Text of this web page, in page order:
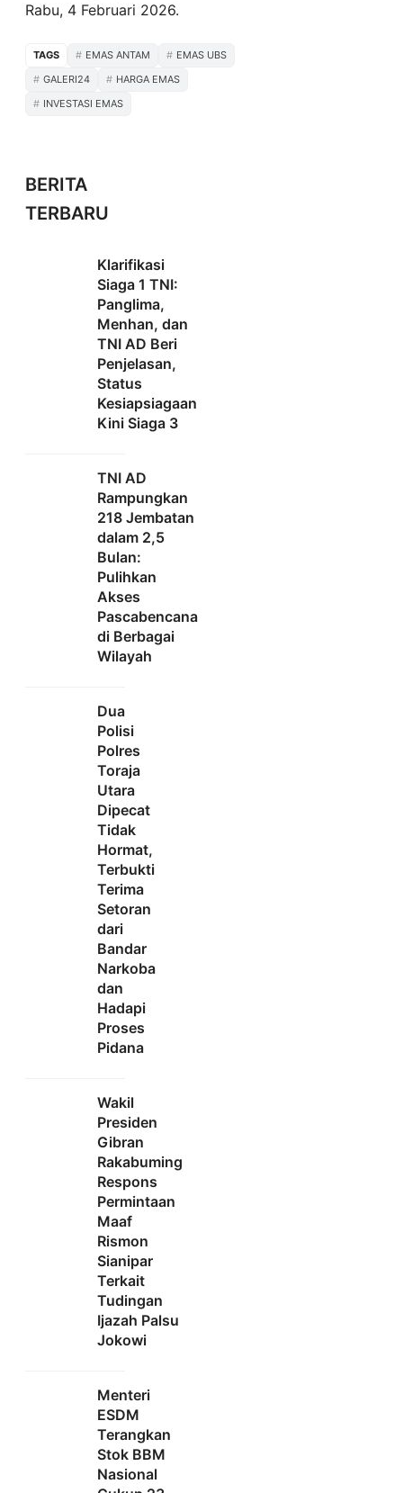
Rabu, 4 Februari 2026.
TAGS EMAS ANTAM
EMAS UBS
GALERI24
HARGA EMAS
INVESTASI EMAS
BERITA
TERBARU
Klarifikasi
Siaga 1 TNI:
Panglima,
Menhan, dan
TNI AD Beri
Penjelasan,
Status
Kesiapsiagaan
Kini Siaga 3
TNI AD
Rampungkan
218 Jembatan
dalam 2,5
Bulan:
Pulihkan
Akses
Pascabencana
di Berbagai
Wilayah
Dua
Polisi
Polres
Toraja
Utara
Dipecat
Tidak
Hormat,
Terbukti
Terima
Setoran
dari
Bandar
Narkoba
dan
Hadapi
Proses
Pidana
Wakil
Presiden
Gibran
Rakabuming
Respons
Permintaan
Maaf
Rismon
Sianipar
Terkait
Tudingan
Ijazah Palsu
Jokowi
Menteri
ESDM
Terangkan
Stok BBM
Nasional